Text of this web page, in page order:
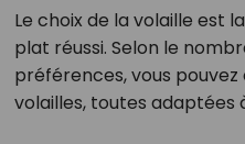
Le choix de la volaille est
plat réussi. Selon le
préférences, vous
volailles, toutes adaptées